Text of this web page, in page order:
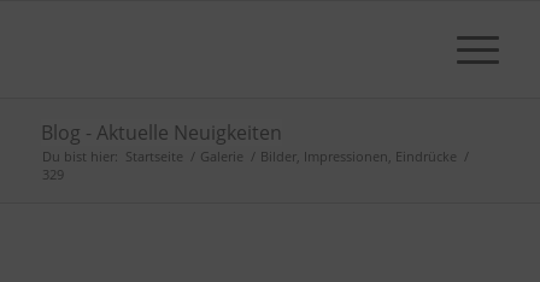
Blog - Aktuelle Neuigkeiten
Du bist hier: Startseite / Galerie / Bilder, Impressionen, Eindrücke /
329